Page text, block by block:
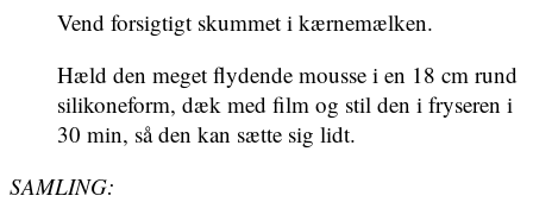
Vend forsigtigt skummet i kærnemælken.
Hæld den meget flydende mousse i en 18 cm rund
silikoneform, dæk med film og stil den i fryseren i
30 min, så den kan sætte sig lidt.
SAMLING: